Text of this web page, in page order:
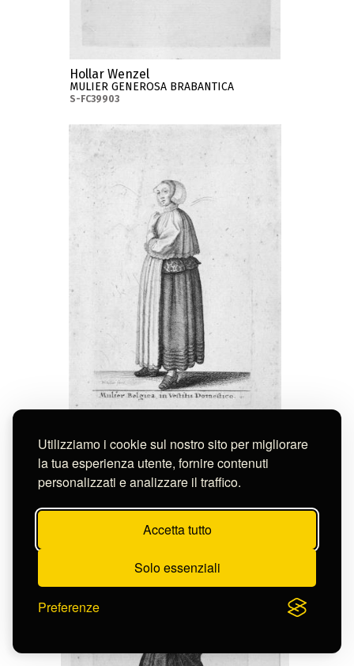
Utilizziamo i cookie sul nostro sito per migliorare
la tua esperienza utente, fornire contenuti
personalizzati e analizzare il traffico.
Accetta tutto
Solo essenziali
Preferenze
Hollar Wenzel
MULIER GENEROSA BRABANTICA
S-FC39903
Hollar Wenzel
MULIER BELGICA IN VESTITU
DOMESTICO